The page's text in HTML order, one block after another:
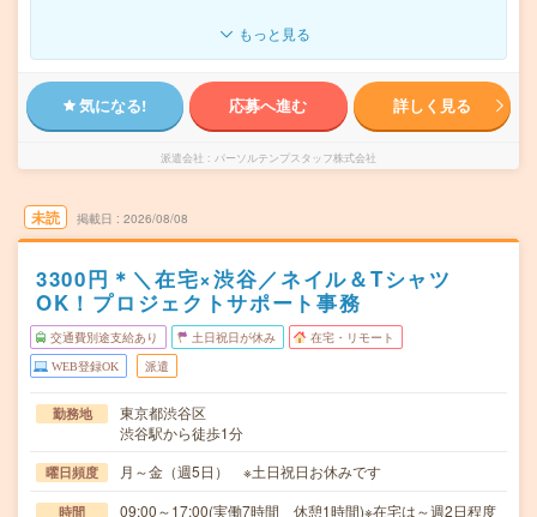
もっと見る
気になる! 応募へ進む 詳しく見る
派遣会社 パーソルテンプスタッフ株式会社
未読 掲載日 2026/08/08
3300円＊＼在宅×渋谷／ネイル＆Tシャツ
OK！プロジェクトサポート事務
交通費別途支給あり 土日祝日が休み 在宅・リモート
WEB登録OK 派遣
勤務地
東京都渋谷区
渋谷駅から徒歩1分
曜日頻度 月～金（週5日） ※土日祝日お休みです
時間 09:00～17:00(実働7時間 休憩1時間)※在宅は～週2日程度